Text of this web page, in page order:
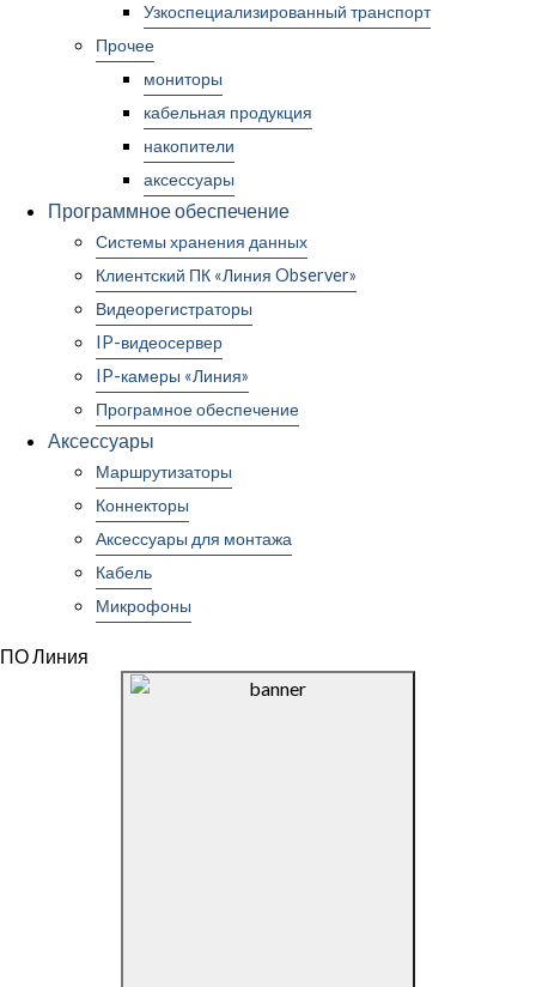
Узкоспециализированный транспорт
Прочее
мониторы
кабельная продукция
накопители
аксессуары
Программное обеспечение
Системы хранения данных
Клиентский ПК «Линия Observer»
Видеорегистраторы
IP-видеосервер
IP-камеры «Линия»
Програмное обеспечение
Аксессуары
Маршрутизаторы
Коннекторы
Аксессуары для монтажа
Кабель
Микрофоны
ПО Линия